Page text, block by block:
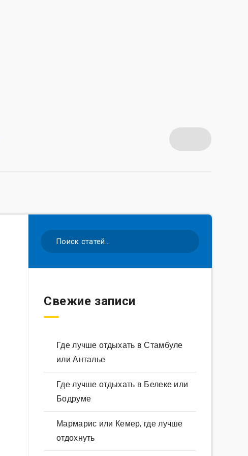
Свежие записи
Где лучше отдыхать в Стамбуле
или Анталье
Где лучше отдыхать в Белеке или
Бодруме
Мармарис или Кемер, где лучше
отдохнуть